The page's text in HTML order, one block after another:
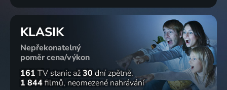
KLASIK
Nepřekonatelný
poměr cena/výkon
161 TV stanic až30 dní zpětně
1 844filmů neomezené nahrávání